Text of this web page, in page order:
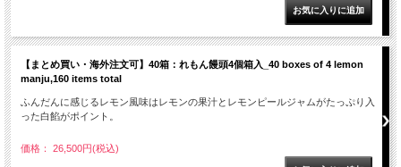
【まとめ買い・海外注文可】40箱：れもん饅頭4個箱入_40 boxes of 4 lemon
manju,160 items total
ふんだんに感じるレモン風味はレモンの果汁とレモンピールジャムがたっぷり入
った白餡がポイント。
価格： 26,500円(税込)